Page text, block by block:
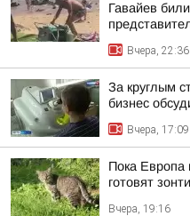
Гавайев
Вчера, 22:36
За круглым
бизнес
Вчера, 17:09
Пока Европа
готовят
Вчера, 19:16